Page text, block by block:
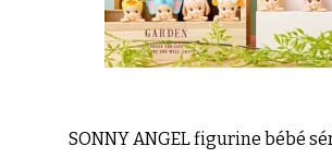
SONNY ANGEL figurine bébé